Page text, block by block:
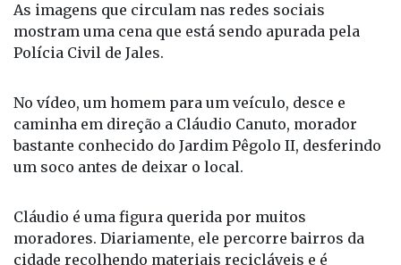
As imagens que circulam nas redes sociais
mostram uma cena que está sendo apurada pela
Polícia Civil de Jales.
No vídeo, um homem para um veículo, desce e
caminha em direção a Cláudio Canuto, morador
bastante conhecido do Jardim Pêgolo II, desferindo
um soco antes de deixar o local.
Cláudio é uma figura querida por muitos
moradores. Diariamente, ele percorre bairros da
cidade recolhendo materiais recicláveis e é